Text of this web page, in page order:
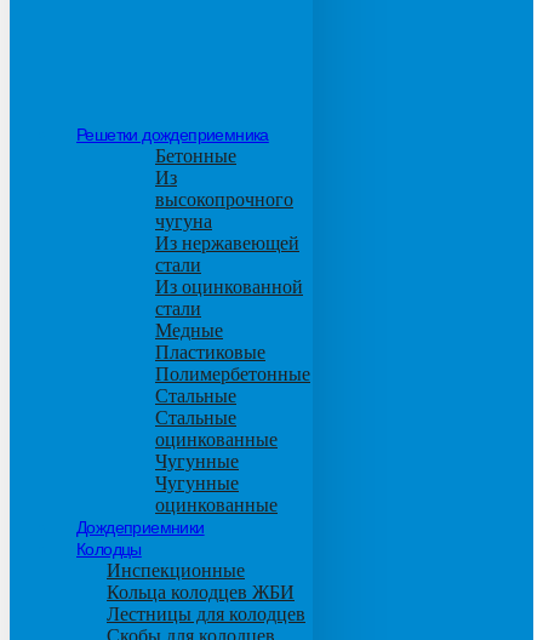
Решетки дождеприемника
Бетонные
Из
высокопрочного
чугуна
Из нержавеющей
стали
Из оцинкованной
стали
Медные
Пластиковые
Полимербетонные
Стальные
Стальные
оцинкованные
Чугунные
Чугунные
оцинкованные
Дождеприемники
Колодцы
Инспекционные
Кольца колодцев ЖБИ
Лестницы для колодцев
Скобы для колодцев